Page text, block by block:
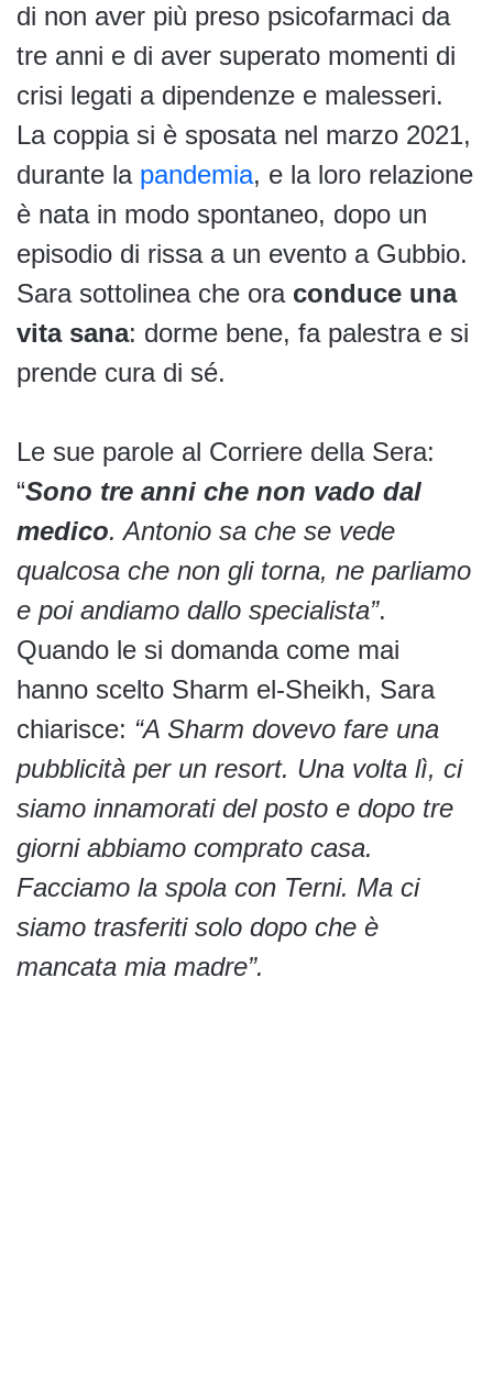
di non aver più preso psicofarmaci da
tre anni e di aver superato momenti di
crisi legati a dipendenze e malesseri.
La coppia si è sposata nel marzo 2021,
durante la pandemia, e la loro relazione
è nata in modo spontaneo, dopo un
episodio di rissa a un evento a Gubbio.
Sara sottolinea che ora conduce una
vita sana: dorme bene, fa palestra e si
prende cura di sé.
Le sue parole al Corriere della Sera:
“Sono tre anni che non vado dal
medico. Antonio sa che se vede
qualcosa che non gli torna, ne parliamo
e poi andiamo dallo specialista”.
Quando le si domanda come mai
hanno scelto Sharm el-Sheikh, Sara
chiarisce: “A Sharm dovevo fare una
pubblicità per un resort. Una volta lì, ci
siamo innamorati del posto e dopo tre
giorni abbiamo comprato casa.
Facciamo la spola con Terni. Ma ci
siamo trasferiti solo dopo che è
mancata mia madre”.